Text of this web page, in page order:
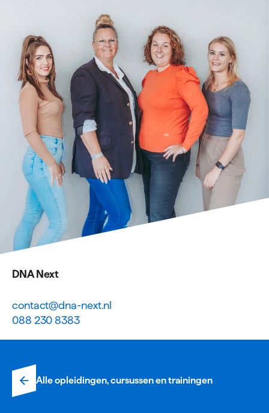
DNA Next
contact@dna-next.nl
088 230 8383
Alle opleidingen, cursussen en trainingen